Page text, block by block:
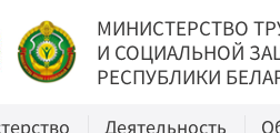
МИНИСТЕРСТВО
И СОЦИАЛЬНОЙ
РЕСПУБЛИКИ
Деятельность